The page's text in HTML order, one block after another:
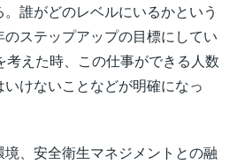
誰がどのレベルにいるかという
ステップアップの目標にしてい
考えた時、この仕事ができる人数
けないことなどが明確になっ
、安全衛生マネジメントとの融